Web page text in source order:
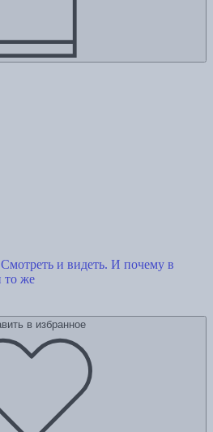
Смотреть и видеть. И почему в
то же
в избранное